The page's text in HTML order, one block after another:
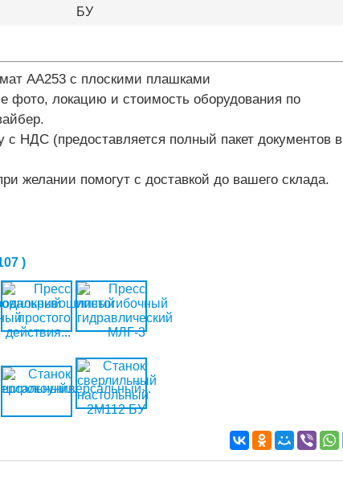
БУ
АА253 с плоскими плашками
фото, локацию и стоимость оборудования по
с НДС (предоставляется полный пакет документов в
желании помогут с доставкой до вашего склада.
)